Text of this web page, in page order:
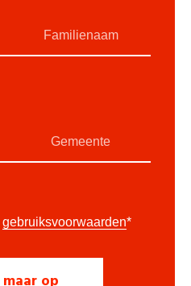
gebruiksvoorwaarden*